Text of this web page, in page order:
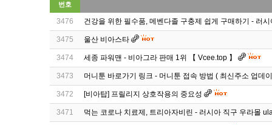
번호
3476 건강을 위한 필수품, 메벤다졸 구충제 쉽게 구매하기 - 러
3475 울산 비아스타
3474 세종 파워맨 - 비아그라 판매 1위 【 Vcee.top 】
3473 머니툰 바로가기 링크 - 머니툰 접속 방법 ( 최신주소 업데
3472 [비아탑] 프릴리지 상호작용의 중요성
3471 먹는 코로나 치료제, 트리아자비린 - 러시아 직구 우라몰